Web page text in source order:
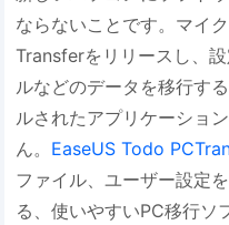
ならないことです。マイ
Transferをリリースし、
ルなどのデータを移行す
ルされたアプリケーショ
ん。 EaseUS Todo
ファイル、ユーザー設定
る、使いやすいPC移行ソ